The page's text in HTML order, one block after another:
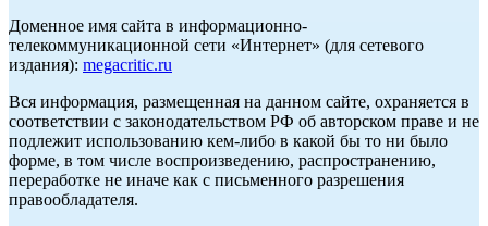
Доменное имя сайта в информационно-
телекоммуникационной сети «Интернет» (для сетевого
издания): megacritic.ru
Вся информация, размещенная на данном сайте, охраняется в
соответствии с законодательством РФ об авторском праве и не
подлежит использованию кем-либо в какой бы то ни было
форме, в том числе воспроизведению, распространению,
переработке не иначе как с письменного разрешения
правообладателя.